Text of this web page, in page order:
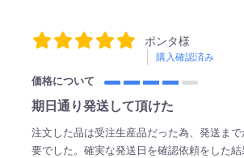
ポンタ様
購入確認済み
価格について
期日通り発送して頂けた
注文した品は受注生産品だった為、発送ま
要でした。確実な発送日を確認依頼をした